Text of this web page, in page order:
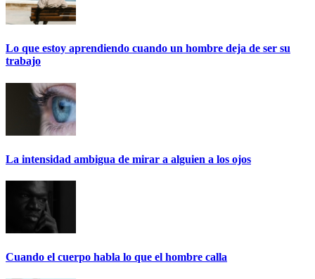
Lo que estoy aprendiendo cuando un hombre deja de ser su
trabajo
La intensidad ambigua de mirar a alguien a los ojos
Cuando el cuerpo habla lo que el hombre calla